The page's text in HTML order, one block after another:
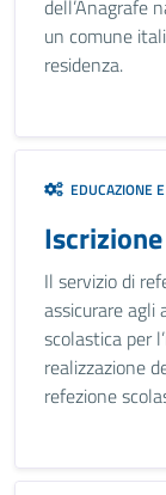
dell’Anagrafe
un comune
residenza.
EDUCAZIONE
Il servizio di
assicurare agli
scolastica per
realizzazione
refezione